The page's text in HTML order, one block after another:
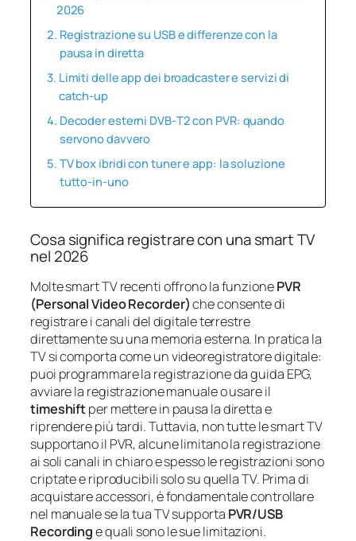
2026
Registrazione su USB e differenze con la
pausa in diretta
Limiti delle app dei broadcaster e servizi di
catch‑up
Decoder esterni DVB‑T2 con PVR: quando
servono davvero
TV box ibridi con tuner e app: la soluzione
tutto‑in‑uno
Cosa significa registrare con una smart TV
nel 2026
Molte smart TV recenti offrono la funzionePVR
(Personal Video Recorder)che consente di
registrare i canali del digitale terrestre
direttamente su una memoria esterna. In pratica la
TV si comporta come un videoregistratore digitale:
puoi programmare la registrazione da guida EPG,
avviare la registrazione manuale o usare il
timeshiftper mettere in pausa la diretta e
riprendere più tardi. Tuttavia, non tutte le smart TV
supportano il PVR, alcune limitano la registrazione
ai soli canali in chiaro e spesso le registrazioni sono
criptate e riproducibili solo su quella TV. Prima di
acquistare accessori, è fondamentale controllare
nel manuale se la tua TV supporta PVR/USB
Recordinge quali sono le sue limitazioni.